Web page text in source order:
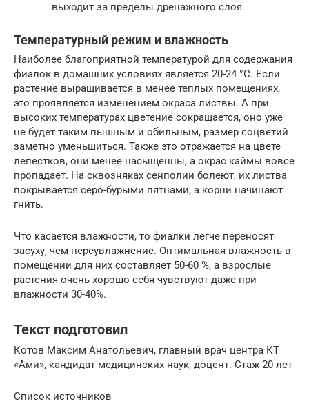
выходит за пределы дренажного слоя.
Температурный режим и влажность
Наиболее благоприятной температурой для содержания
фиалок в домашних условиях является 20-24 °С. Если
растение выращивается в менее теплых помещениях,
это проявляется изменением окраса листвы. А при
высоких температурах цветение сокращается, оно уже
не будет таким пышным и обильным, размер соцветий
заметно уменьшиться. Также это отражается на цвете
лепестков, они менее насыщенны, а окрас каймы вовсе
пропадает. На сквозняках сенполии болеют, их листва
покрывается серо-бурыми пятнами, а корни начинают
гнить.
Что касается влажности, то фиалки легче переносят
засуху, чем переувлажнение. Оптимальная влажность в
помещении для них составляет 50-60 %, а взрослые
растения очень хорошо себя чувствуют даже при
влажности 30-40%.
Текст подготовил
Котов Максим Анатольевич, главный врач центра КТ
«Ами», кандидат медицинских наук, доцент. Стаж 20 лет
Список источников